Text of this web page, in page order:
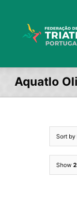
Aquatlo
Sort by
Show